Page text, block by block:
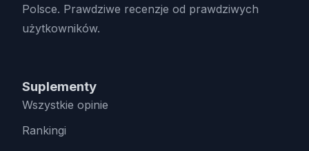
Polsce. Prawdziwe recenzje od prawdziwych
użytkowników.
Suplementy
Wszystkie opinie
Rankingi